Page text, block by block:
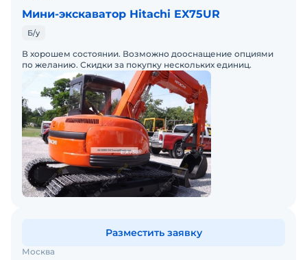
Мини-экскаватор Hitachi EX75UR
Б/у
В хорошем состоянии. Возможно дооснащение опциями
по желанию. Скидки за покупку нескольких единиц.
Москва
Разместить заявку